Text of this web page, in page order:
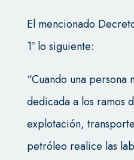
El mencionado
1º lo siguiente:
“Cuando una persona
dedicada a los ramos
explotación,
petróleo realice las